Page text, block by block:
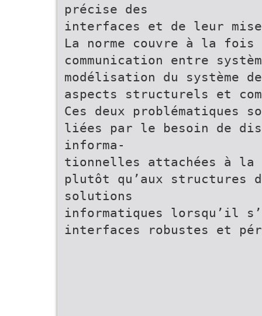
précise des
interfaces et de leur
La norme couvre à la
communication entre
modélisation du système
aspects structurels et
Ces deux problématiques
liées par le besoin de
informa-
tionnelles attachées à
plutôt qu’aux structures
solutions
informatiques lorsqu’il
interfaces robustes et